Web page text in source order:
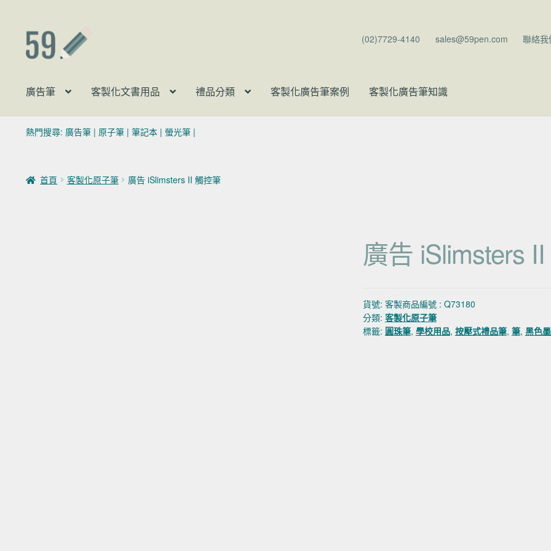
跳至導覽列
跳至主要內容 (02)7729-4140 sales@59pen.com 聯絡我
廣告筆 客製化文書用品 禮品分類 客製化廣告筆案例 客製化廣告筆知識
熱門搜尋: 廣告筆| 原子筆| 筆記本| 螢光筆|
首頁 客製化原子筆 廣告 iSlimsters II 觸控筆
廣告 iSlimsters
貨號: 客製商品編號 : Q73180
分類: 客製化原子筆
標籤: 圓珠筆, 學校用品, 按壓式禮品筆, 筆, 黑色